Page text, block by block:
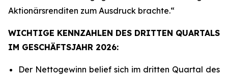
Aktionärsrenditen zum Ausdruck brachte.“
WICHTIGE KENNZAHLEN DES DRITTEN QUARTALS
IM GESCHÄFTSJAHR 2026:
Der Nettogewinn belief sich im dritten Quartal des